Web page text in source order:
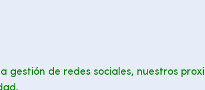
gestión de redes sociales, nuestros